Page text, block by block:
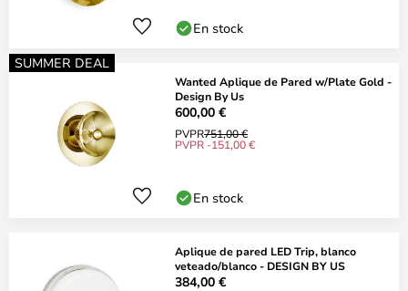
En stock
SUMMER DEAL
Wanted Aplique de Pared w/Plate Gold -
Design By Us
600,00 €
PVPR751,00 €
PVPR -151,00 €
En stock
Aplique de pared LED Trip, blanco
veteado/blanco - DESIGN BY US
384,00 €